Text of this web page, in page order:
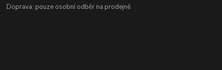
Doprava: pouze osobní odběr na prodejně